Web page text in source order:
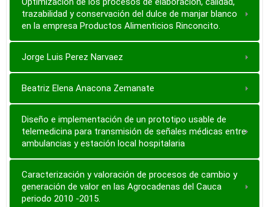
trazabilidad y conservación del dulce de manjar blanco
en la empresa Productos Alimenticios Rinconcito.
Jorge Luis Perez Narvaez
Beatriz Elena Anacona Zemanate
Diseño e implementación de un prototipo usable de
telemedicina para transmisión de señales médicas entre
ambulancias y estación local hospitalaria
Caracterización y valoración de procesos de cambio y
generación de valor en las Agrocadenas del Cauca
periodo 2010 -2015.